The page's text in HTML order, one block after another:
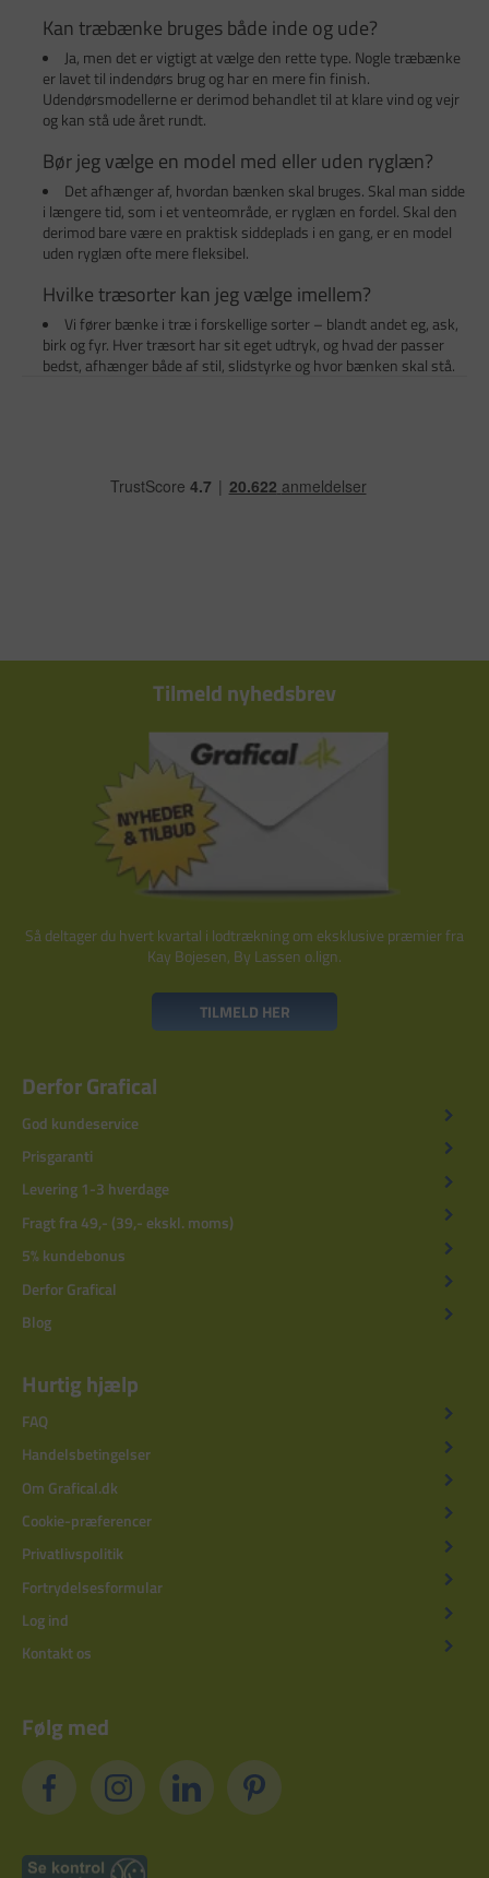
Kan træbænke bruges både inde og ude?
Ja, men det er vigtigt at vælge den rette type. Nogle træbænke
er lavet til indendørs brug og har en mere fin finish.
Udendørsmodellerne er derimod behandlet til at klare vind og vejr
og kan stå ude året rundt.
Bør jeg vælge en model med eller uden ryglæn?
Det afhænger af, hvordan bænken skal bruges. Skal man sidde
i længere tid, som i et venteområde, er ryglæn en fordel. Skal den
derimod bare være en praktisk siddeplads i en gang, er en model
uden ryglæn ofte mere fleksibel.
Hvilke træsorter kan jeg vælge imellem?
Vi fører bænke i træ i forskellige sorter – blandt andet eg, ask,
birk og fyr. Hver træsort har sit eget udtryk, og hvad der passer
bedst, afhænger både af stil, slidstyrke og hvor bænken skal stå.
Tilmeld nyhedsbrev
Så deltager du hvert kvartal i lodtrækning om eksklusive præmier fra
Kay Bojesen, By Lassen o.lign.
TILMELD HER
Derfor Grafical
God kundeservice
Prisgaranti
Levering 1-3 hverdage
Fragt fra 49,- (39,- ekskl. moms)
5% kundebonus
Derfor Grafical
Blog
Hurtig hjælp
FAQ
Handelsbetingelser
Om Grafical.dk
Cookie-præferencer
Privatlivspolitik
Fortrydelsesformular
Log ind
Kontakt os
Følg med